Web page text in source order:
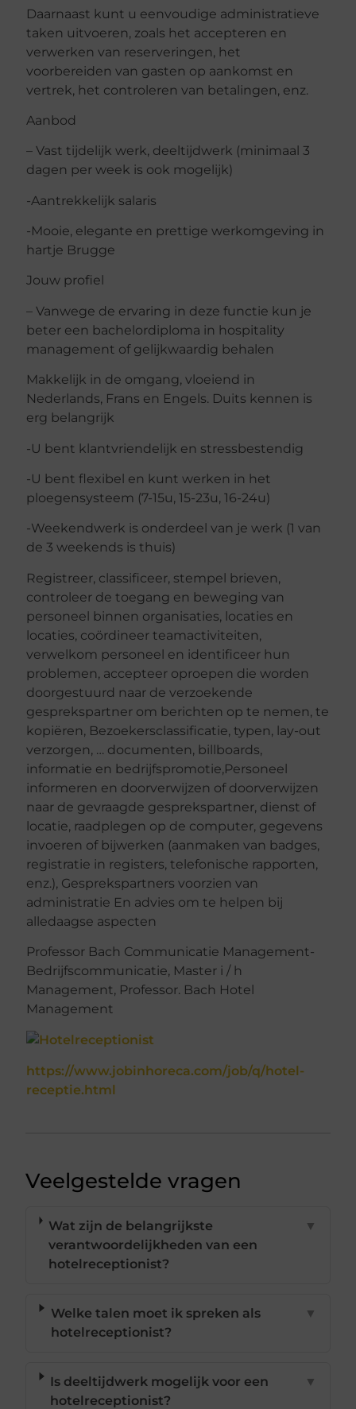
Daarnaast kunt u eenvoudige administratieve
taken uitvoeren, zoals het accepteren en
verwerken van reserveringen, het
voorbereiden van gasten op aankomst en
vertrek, het controleren van betalingen, enz.
Aanbod
– Vast tijdelijk werk, deeltijdwerk (minimaal 3
dagen per week is ook mogelijk)
-Aantrekkelijk salaris
-Mooie, elegante en prettige werkomgeving in
hartje Brugge
Jouw profiel
– Vanwege de ervaring in deze functie kun je
beter een bachelordiploma in hospitality
management of gelijkwaardig behalen
Makkelijk in de omgang, vloeiend in
Nederlands, Frans en Engels. Duits kennen is
erg belangrijk
-U bent klantvriendelijk en stressbestendig
-U bent flexibel en kunt werken in het
ploegensysteem (7-15u, 15-23u, 16-24u)
-Weekendwerk is onderdeel van je werk (1 van
de 3 weekends is thuis)
Registreer, classificeer, stempel brieven,
controleer de toegang en beweging van
personeel binnen organisaties, locaties en
locaties, coördineer teamactiviteiten,
verwelkom personeel en identificeer hun
problemen, accepteer oproepen die worden
doorgestuurd naar de verzoekende
gesprekspartner om berichten op te nemen, te
kopiëren, Bezoekersclassificatie, typen, lay-out
verzorgen, … documenten, billboards,
informatie en bedrijfspromotie,Personeel
informeren en doorverwijzen of doorverwijzen
naar de gevraagde gesprekspartner, dienst of
locatie, raadplegen op de computer, gegevens
invoeren of bijwerken (aanmaken van badges,
registratie in registers, telefonische rapporten,
enz.), Gesprekspartners voorzien van
administratie En advies om te helpen bij
alledaagse aspecten
Professor Bach Communicatie Management-
Bedrijfscommunicatie, Master i / h
Management, Professor. Bach Hotel
Management
https://www.jobinhoreca.com/job/q/hotel-
receptie.html
Veelgestelde vragen
Wat zijn de belangrijkste
verantwoordelijkheden van een
hotelreceptionist?
▼
Welke talen moet ik spreken als
hotelreceptionist?
▼
Is deeltijdwerk mogelijk voor een
hotelreceptionist?
▼